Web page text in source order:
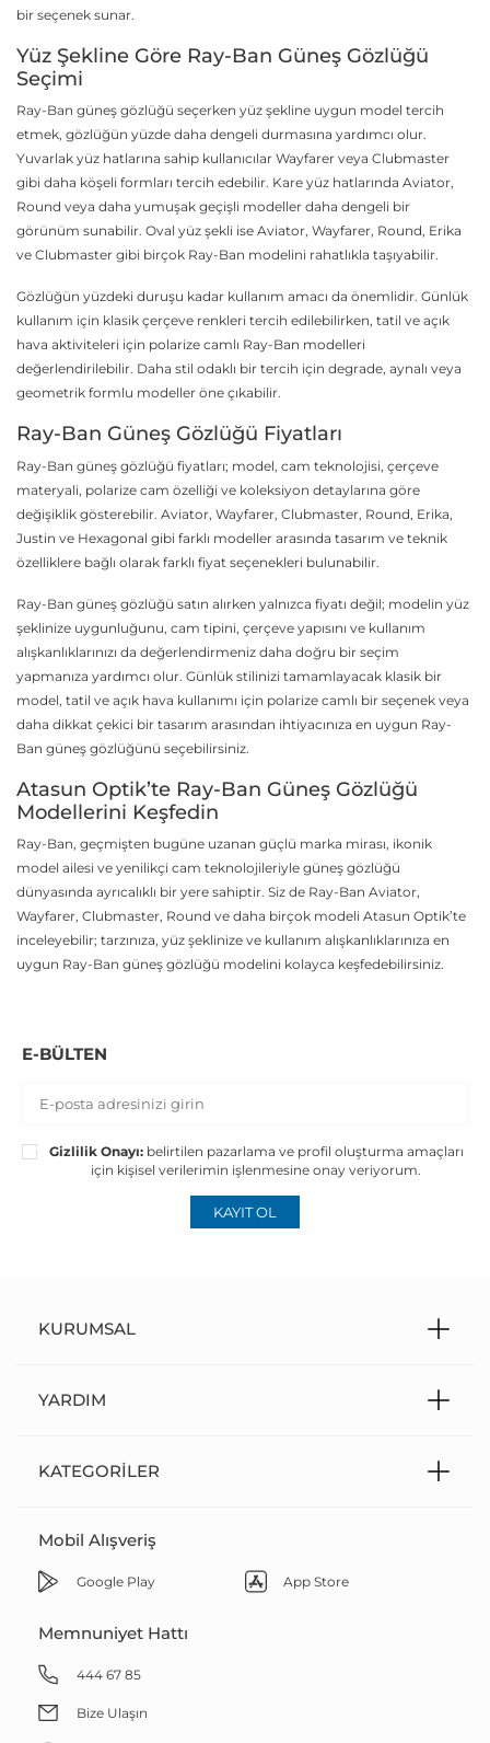
bir seçenek sunar.
Yüz Şekline Göre Ray-Ban Güneş Gözlüğü
Seçimi
Ray-Ban güneş gözlüğü seçerken yüz şekline uygun model tercih
etmek, gözlüğün yüzde daha dengeli durmasına yardımcı olur.
Yuvarlak yüz hatlarına sahip kullanıcılar Wayfarer veya Clubmaster
gibi daha köşeli formları tercih edebilir. Kare yüz hatlarında Aviator,
Round veya daha yumuşak geçişli modeller daha dengeli bir
görünüm sunabilir. Oval yüz şekli ise Aviator, Wayfarer, Round, Erika
ve Clubmaster gibi birçok Ray-Ban modelini rahatlıkla taşıyabilir.
Gözlüğün yüzdeki duruşu kadar kullanım amacı da önemlidir. Günlük
kullanım için klasik çerçeve renkleri tercih edilebilirken, tatil ve açık
hava aktiviteleri için polarize camlı Ray-Ban modelleri
değerlendirilebilir. Daha stil odaklı bir tercih için degrade, aynalı veya
geometrik formlu modeller öne çıkabilir.
Ray-Ban Güneş Gözlüğü Fiyatları
Ray-Ban güneş gözlüğü fiyatları; model, cam teknolojisi, çerçeve
materyali, polarize cam özelliği ve koleksiyon detaylarına göre
değişiklik gösterebilir. Aviator, Wayfarer, Clubmaster, Round, Erika,
Justin ve Hexagonal gibi farklı modeller arasında tasarım ve teknik
özelliklere bağlı olarak farklı fiyat seçenekleri bulunabilir.
Ray-Ban güneş gözlüğü satın alırken yalnızca fiyatı değil; modelin yüz
şeklinize uygunluğunu, cam tipini, çerçeve yapısını ve kullanım
alışkanlıklarınızı da değerlendirmeniz daha doğru bir seçim
yapmanıza yardımcı olur. Günlük stilinizi tamamlayacak klasik bir
model, tatil ve açık hava kullanımı için polarize camlı bir seçenek veya
daha dikkat çekici bir tasarım arasından ihtiyacınıza en uygun Ray-
Ban güneş gözlüğünü seçebilirsiniz.
Atasun Optik’te Ray-Ban Güneş Gözlüğü
Modellerini Keşfedin
Ray-Ban, geçmişten bugüne uzanan güçlü marka mirası, ikonik
model ailesi ve yenilikçi cam teknolojileriyle güneş gözlüğü
dünyasında ayrıcalıklı bir yere sahiptir. Siz de Ray-Ban Aviator,
Wayfarer, Clubmaster, Round ve daha birçok modeli Atasun Optik’te
inceleyebilir; tarzınıza, yüz şeklinize ve kullanım alışkanlıklarınıza en
uygun Ray-Ban güneş gözlüğü modelini kolayca keşfedebilirsiniz.
E-BÜLTEN
Gizlilik Onayı:belirtilen pazarlama ve profil oluşturma amaçları
için kişisel verilerimin işlenmesine onay veriyorum.
KAYIT OL
KURUMSAL
YARDIM
KATEGORILER
Mobil Alışveriş
Google Play App Store
Memnuniyet Hattı
444 67 85
Bize Ulaşın